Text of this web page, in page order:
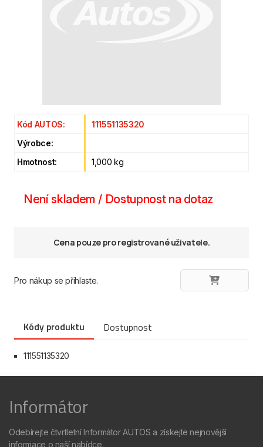
Kód AUTOS:
111551135320
Výrobce:
Hmotnost:
1,000 kg
Není skladem / Dostupnost na dotaz
Cena pouze pro registrované uživatele.
Pro nákup se přihlaste.
Kódy produktu Dostupnost
111551135320
Informátor
Odebírejte čtvrtletní Informátor AUTOS a získejte nejnovější
informace o naší nabídce.